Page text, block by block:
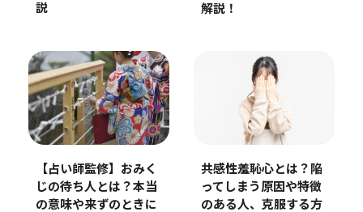
説
解説！
【占い師監修】おみく
じの待ち人とは？本当
の意味や来ずのときに
共感性羞恥心とは？陥
ってしまう原因や特徴
のある人、克服する方